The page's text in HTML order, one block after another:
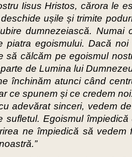
Iisus Hristos, cărora le
ușile și trimite
dumnezeiască.
piatra egoismului. Dacă
să călcăm pe egoismul
de Lumina lui
închinăm atunci când
ce spunem și ce credem
adevărat sinceri, vedem
sufletul. Egoismul
ne împiedică să